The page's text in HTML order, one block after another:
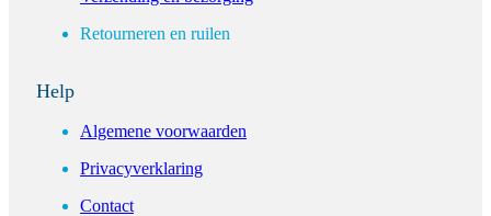
Retourneren en ruilen
Help
Algemene voorwaarden
Privacyverklaring
Contact